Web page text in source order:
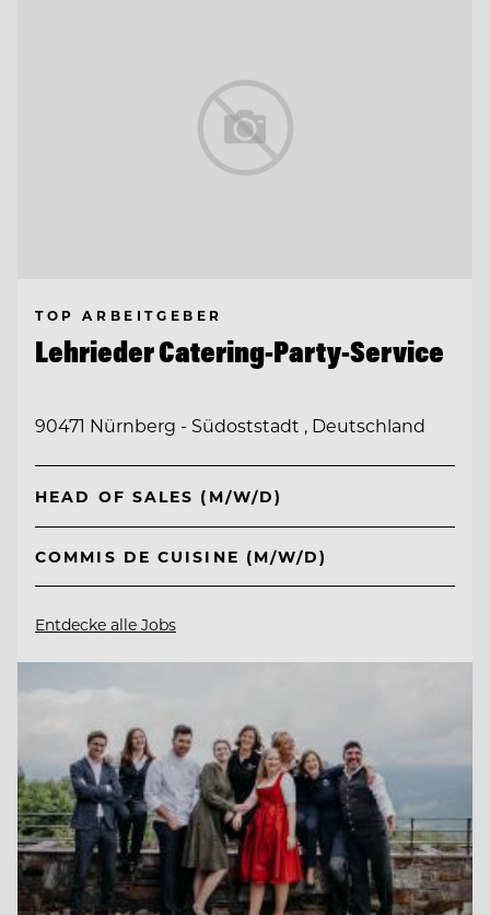
TOP ARBEITGEBER
Lehrieder Catering-Party-Service
90471 Nürnberg - Südoststadt , Deutschland
HEAD OF SALES (M/W/D)
COMMIS DE CUISINE (M/W/D)
Entdecke alle Jobs